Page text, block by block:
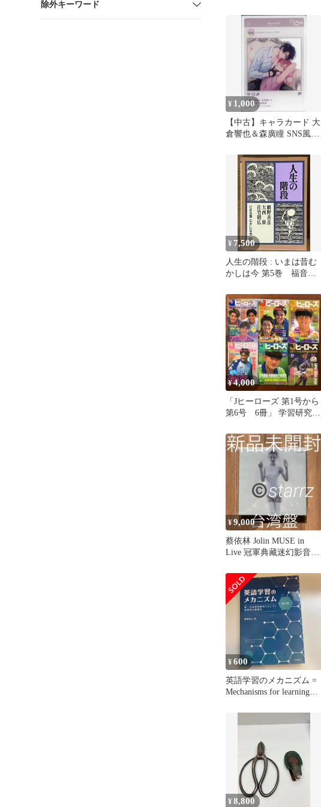
除外キーワード
¥ 1,000
【中古】キャラカード 大
倉響也＆森廣瞳 SNS風ア
ス 俺だけ脅して、全部暴
いて 第1巻」 コミコミス
タジオ有償特典
¥ 7,500
人生の階段 : いまは昔む
かしは今 第5巻 福音館
¥4,000
「Jヒーローズ 第1号から
第6号 6冊」 学習研究社
ー雑誌/Jリーグ/日本代表/
オリンピック代表/アトラ
ンタ五輪/広島アジア大
会/選手名鑑/スポーツ写
真/サッカーファン/ムッ
ク NR5S2K cc3にnm5
¥9,000
蔡依林 Jolin MUSE in
Live 冠軍典藏迷幻影音版
¥600
英語学習のメカニズム =
Mechanisms for learning
¥8,800